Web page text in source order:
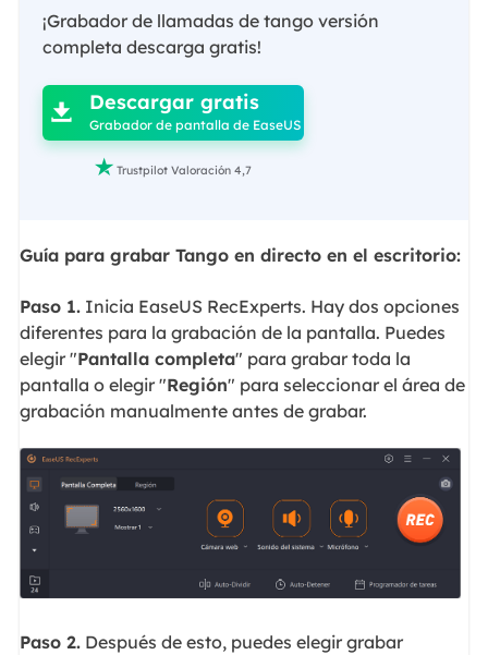
¡Grabador de llamadas de tango versión
completa descarga gratis!

 Descargar gratis
Grabador de pantalla de EaseUS
 Trustpilot Valoración 4,7
Guía para grabar Tango en directo en el escritorio:
Paso 1.Inicia EaseUS RecExperts. Hay dos opciones
diferentes para la grabación de la pantalla. Puedes
elegir "Pantalla completa" para grabar toda la
pantalla o elegir "Región" para seleccionar el área de
grabación manualmente antes de grabar.
Paso 2.Después de esto, puedes elegir grabar